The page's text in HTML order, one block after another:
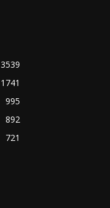
3539
1741
995
892
721